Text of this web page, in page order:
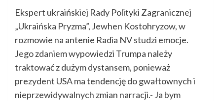
Ekspert ukraińskiej Rady Polityki Zagranicznej
„Ukraińska Pryzma”, Jewhen Kostohryzow, w
rozmowie na antenie Radia NV studzi emocje.
Jego zdaniem wypowiedzi Trumpa należy
traktować z dużym dystansem, ponieważ
prezydent USA ma tendencję do gwałtownych i
nieprzewidywalnych zmian narracji.- Ja bym